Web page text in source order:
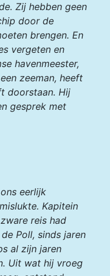
Zij hebben geen
door de
brengen. En
vergeten en
havenmeester,
zeeman, heeft
doorstaan. Hij
gesprek met
eerlijk
Kapitein
reis had
Poll, sinds jaren
al zijn jaren
Uit wat hij vroeg